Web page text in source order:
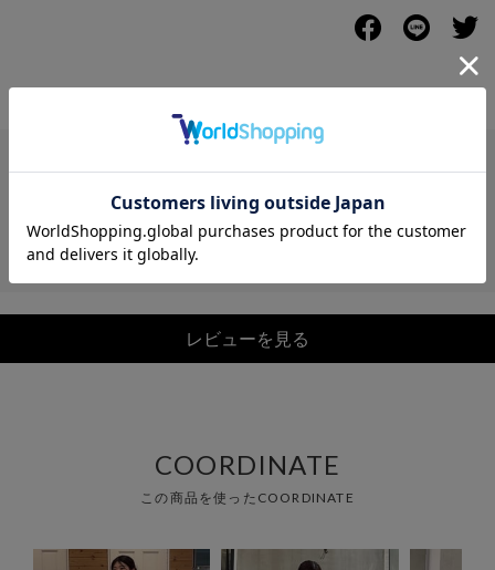
レビュー
レビューを見る
COORDINATE
この商品を使ったCOORDINATE